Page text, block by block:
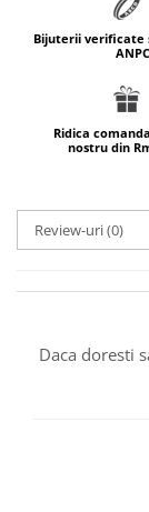
marimea 51
marimea 54
marimea 55
marimea 57
marimea 58
marimea 62
Bijuterii verificate
ANPC
Ridica
nostru din
Review-uri(0)
Daca doresti